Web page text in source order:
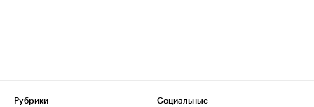
Рубрики
Социальные